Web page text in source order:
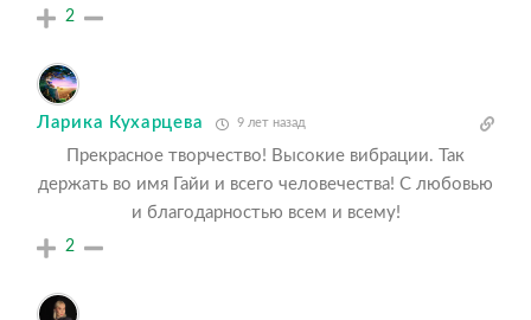
2
Ларика Кухарцева 9 лет назад
Прекрасное творчество! Высокие вибрации. Так
держать во имя Гайи и всего человечества! С любовью
и благодарностью всем и всему!
2